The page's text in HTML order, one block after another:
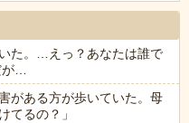
た。…えっ？あなたは誰で
が…
がある方が歩いていた。母
てるの？」